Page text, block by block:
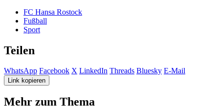
FC Hansa Rostock
Fußball
Sport
Teilen
WhatsApp Facebook X LinkedIn Threads Bluesky E-Mail
Link kopieren
Mehr zum Thema